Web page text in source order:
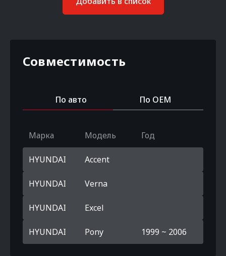
Совместимость
По авто По OEM
Марка Модель Год
HYUNDAI Accent
HYUNDAI Verna
HYUNDAI Excel
HYUNDAI Pony 1999 ~ 2006